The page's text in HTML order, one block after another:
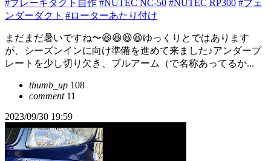
#ブレーキダクト自作 #NUTEC NC-50 #NUTEC RP300 #フェ
ンダーダクト #ローターあたり付け
まだまだ暑いですね〜😆😆😆😆ゆっくりとではあります
が、シーズンインに向け準備を進めて来ました♪アンダープ
レートを少し切り欠き、プルアーム（で名称あってるか...
thumb_up 108
comment11
2023/09/30 19:59